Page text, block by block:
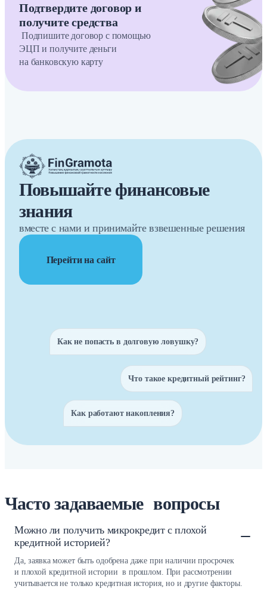
Подтвердите договор и
получите средства
Подпишите договор с помощью
ЭЦП и получите деньги
на банковскую карту
Повышайте финансовые
знания
вместе с нами и принимайте взвешенные решения
Перейти на сайт
Как не попасть в долговую ловушку?
Что такое кредитный рейтинг?
Как работают накопления?
Часто задаваемые вопросы
Можно ли получить микрокредит с плохой
кредитной историей?
Да, заявка может быть одобрена даже при наличии просрочек
и плохой кредитной истории в прошлом. При рассмотрении
учитывается не только кредитная история, но и другие факторы.